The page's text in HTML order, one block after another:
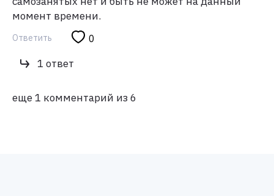
момент времени.
Ответить 0
1 ответ
еще 1 комментарий из 6